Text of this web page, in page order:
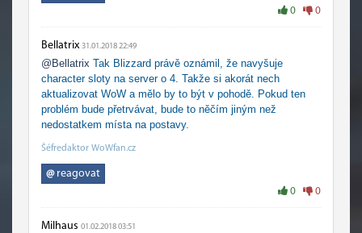
0 0
Bellatrix 31.01.2018 22:49
@Bellatrix Tak Blizzard právě oznámil, že navyšuje
character sloty na server o 4. Takže si akorát nech
aktualizovat WoW a mělo by to být v pohodě. Pokud ten
problém bude přetrvávat, bude to něčím jiným než
nedostatkem místa na postavy.
Šéfredaktor WoWfan.cz
@reagovat
0 0
Milhaus 01.02.2018 03:51